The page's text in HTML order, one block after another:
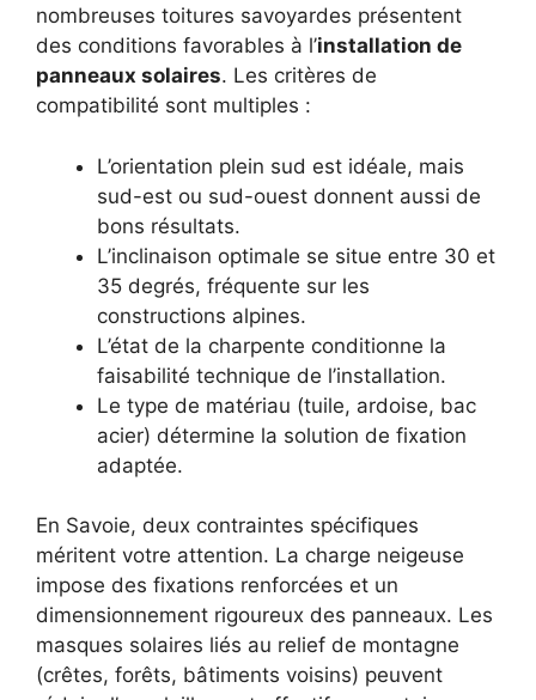
nombreuses toitures savoyardes présentent
des conditions favorables à l’installation de
panneaux solaires. Les critères de
compatibilité sont multiples :
L’orientation plein sud est idéale, mais
sud-est ou sud-ouest donnent aussi de
bons résultats.
L’inclinaison optimale se situe entre 30 et
35 degrés, fréquente sur les
constructions alpines.
L’état de la charpente conditionne la
faisabilité technique de l’installation.
Le type de matériau (tuile, ardoise, bac
acier) détermine la solution de fixation
adaptée.
En Savoie, deux contraintes spécifiques
méritent votre attention. La charge neigeuse
impose des fixations renforcées et un
dimensionnement rigoureux des panneaux. Les
masques solaires liés au relief de montagne
(crêtes, forêts, bâtiments voisins) peuvent